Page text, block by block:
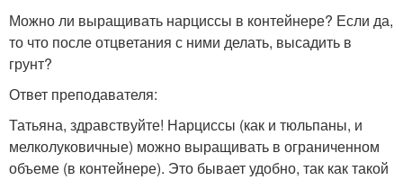
Можно ли выращивать нарциссы в контейнере? Если да,
то что после отцветания с ними делать, высадить в
грунт?
Ответ преподавателя:
Татьяна, здравствуйте! Нарциссы (как и тюльпаны, и
мелколуковичные) можно выращивать в ограниченном
объеме (в контейнере). Это бывает удобно, так как такой